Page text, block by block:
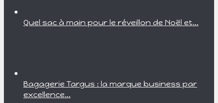
Quel sac à main pour le réveillon de Noël et...
Bagagerie Targus : la marque business par
excellence...